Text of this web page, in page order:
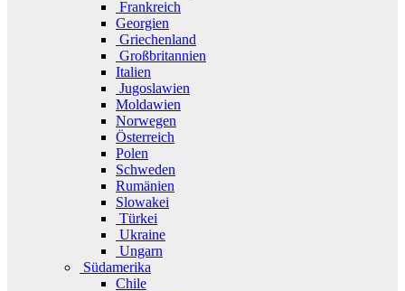
Frankreich
Georgien
Griechenland
Großbritannien
Italien
Jugoslawien
Moldawien
Norwegen
Österreich
Polen
Schweden
Rumänien
Slowakei
Türkei
Ukraine
Ungarn
Südamerika
Chile